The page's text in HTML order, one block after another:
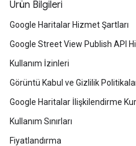
Ürün Bilgileri
Google Haritalar Hizmet Şartları
Google Street View Publish API
Kullanım İzinleri
Görüntü Kabul ve Gizlilik
Google Haritalar İlişkilendirme
Kullanım Sınırları
Fiyatlandırma